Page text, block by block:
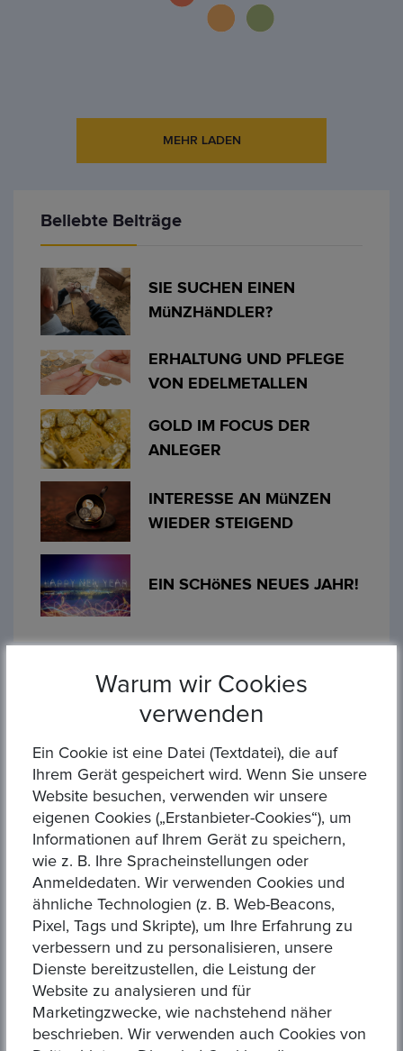
MEHR LADEN
Beliebte Beiträge
SIE SUCHEN EINEN
MüNZHäNDLER?
ERHALTUNG UND PFLEGE
VON EDELMETALLEN
GOLD IM FOCUS DER
ANLEGER
INTERESSE AN MüNZEN
WIEDER STEIGEND
EIN SCHöNES NEUES JAHR!
Kategorien
Sperrung
Gold
Münzen
Frohes neues Jahr
Investment
Beratung
Münzwert
Gold Beschlagnahme
Weihnachten
Warum wir Cookies
verwenden
Ein Cookie ist eine Datei (Textdatei), die auf
Ihrem Gerät gespeichert wird. Wenn Sie unsere
Website besuchen, verwenden wir unsere
eigenen Cookies („Erstanbieter-Cookies“), um
Informationen auf Ihrem Gerät zu speichern,
wie z. B. Ihre Spracheinstellungen oder
Anmeldedaten. Wir verwenden Cookies und
ähnliche Technologien (z. B. Web-Beacons,
Pixel, Tags und Skripte), um Ihre Erfahrung zu
verbessern und zu personalisieren, unsere
Dienste bereitzustellen, die Leistung der
Website zu analysieren und für
Marketingzwecke, wie nachstehend näher
beschrieben. Wir verwenden auch Cookies von